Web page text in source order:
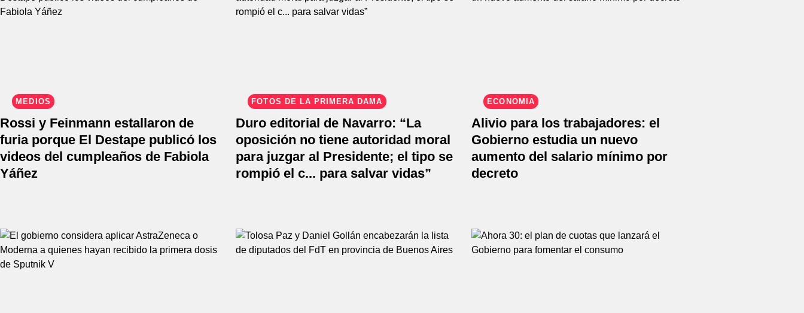
MEDIOS
Rossi y Feinmann estallaron de
furia porque El Destape publicó los
videos del cumpleaños de Fabiola
Yáñez
FOTOS DE LA PRIMERA DAMA
Duro editorial de Navarro: “La
oposición no tiene autoridad moral
para juzgar al Presidente; el tipo se
rompió el c... para salvar vidas”
ECONOMÍA
Alivio para los trabajadores: el
Gobierno estudia un nuevo
aumento del salario mínimo por
decreto